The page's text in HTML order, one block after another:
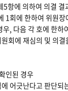
항에 의하여 의결 결
1회에 한하여 위원장
, 다음 각 호에 한하
회에 재심의 및 의결
인된 경우
어긋난다고 판단되